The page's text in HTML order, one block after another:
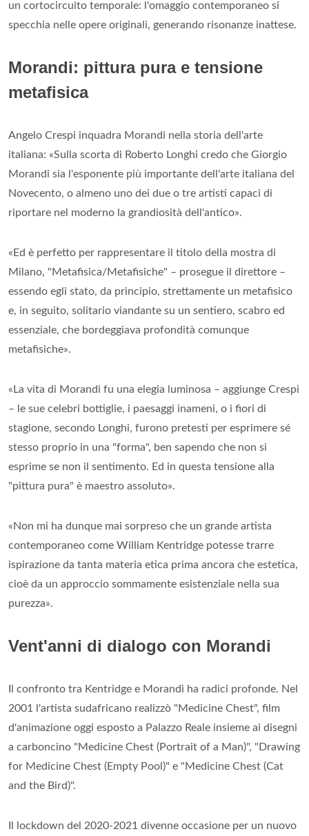
un cortocircuito temporale: l'omaggio contemporaneo si
specchia nelle opere originali, generando risonanze inattese.
Morandi: pittura pura e tensione
metafisica
Angelo Crespi inquadra Morandi nella storia dell'arte
italiana: «Sulla scorta di Roberto Longhi credo che Giorgio
Morandi sia l'esponente più importante dell'arte italiana del
Novecento, o almeno uno dei due o tre artisti capaci di
riportare nel moderno la grandiosità dell'antico».
«Ed è perfetto per rappresentare il titolo della mostra di
Milano, "Metafisica/Metafisiche" – prosegue il direttore –
essendo egli stato, da principio, strettamente un metafisico
e, in seguito, solitario viandante su un sentiero, scabro ed
essenziale, che bordeggiava profondità comunque
metafisiche».
«La vita di Morandi fu una elegia luminosa – aggiunge Crespi
– le sue celebri bottiglie, i paesaggi inameni, o i fiori di
stagione, secondo Longhi, furono pretesti per esprimere sé
stesso proprio in una "forma", ben sapendo che non si
esprime se non il sentimento. Ed in questa tensione alla
"pittura pura" è maestro assoluto».
«Non mi ha dunque mai sorpreso che un grande artista
contemporaneo come William Kentridge potesse trarre
ispirazione da tanta materia etica prima ancora che estetica,
cioè da un approccio sommamente esistenziale nella sua
purezza».
Vent'anni di dialogo con Morandi
Il confronto tra Kentridge e Morandi ha radici profonde. Nel
2001 l'artista sudafricano realizzò "Medicine Chest", film
d'animazione oggi esposto a Palazzo Reale insieme ai disegni
a carboncino "Medicine Chest (Portrait of a Man)", "Drawing
for Medicine Chest (Empty Pool)" e "Medicine Chest (Cat
and the Bird)".
Il lockdown del 2020-2021 divenne occasione per un nuovo